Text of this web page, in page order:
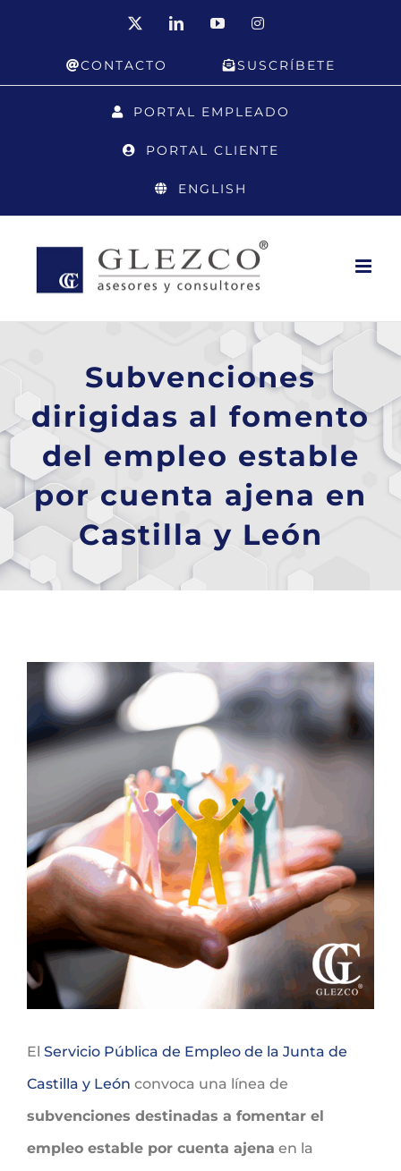
LinkedInYouTubeInstagram
CONTACTO SUSCRÍBETE
PORTAL EMPLEADO
PORTAL CLIENTE
ENGLISH
Subvenciones
dirigidas al fomento
del empleo estable
por cuenta ajena en
Castilla y León
Ver
imagen
más
El Servicio Pública de Empleo de la Junta de
Castilla y León convoca una línea de
subvenciones destinadas a fomentar el
empleo estable por cuenta ajena en la